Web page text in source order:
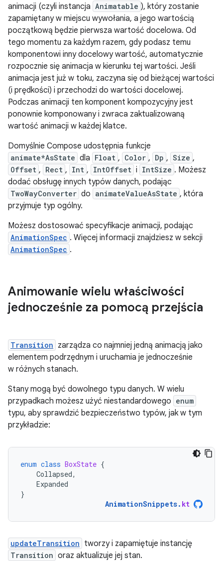
animacji (czyli instancja Animatable ), który zostanie
zapamiętany w miejscu wywołania, a jego wartością
początkową będzie pierwsza wartość docelowa. Od
tego momentu za każdym razem, gdy podasz temu
komponentowi inny docelowy wartość, automatycznie
rozpocznie się animacja w kierunku tej wartości. Jeśli
animacja jest już w toku, zaczyna się od bieżącej wartości
(i prędkości) i przechodzi do wartości docelowej.
Podczas animacji ten komponent kompozycyjny jest
ponownie komponowany i zwraca zaktualizowaną
wartość animacji w każdej klatce.
Domyślnie Compose udostępnia funkcje
animate*AsState dla Float , Color , Dp , Size ,
Offset , Rect , Int , IntOffset i IntSize . Możesz
dodać obsługę innych typów danych, podając
TwoWayConverter do animateValueAsState , która
przyjmuje typ ogólny.
Możesz dostosować specyfikacje animacji, podając
AnimationSpec . Więcej informacji znajdziesz w sekcji
AnimationSpec .
Animowanie wielu właściwości
jednocześnie za pomocą przejścia
Transition zarządza co najmniej jedną animacją jako
elementem podrzędnym i uruchamia je jednocześnie
w różnych stanach.
Stany mogą być dowolnego typu danych. W wielu
przypadkach możesz użyć niestandardowego enum
typu, aby sprawdzić bezpieczeństwo typów, jak w tym
przykładzie:
enum class BoxState {
Collapsed,
Expanded
}
AnimationSnippets. kt
updateTransition tworzy i zapamiętuje instancję
Transition oraz aktualizuje jej stan.